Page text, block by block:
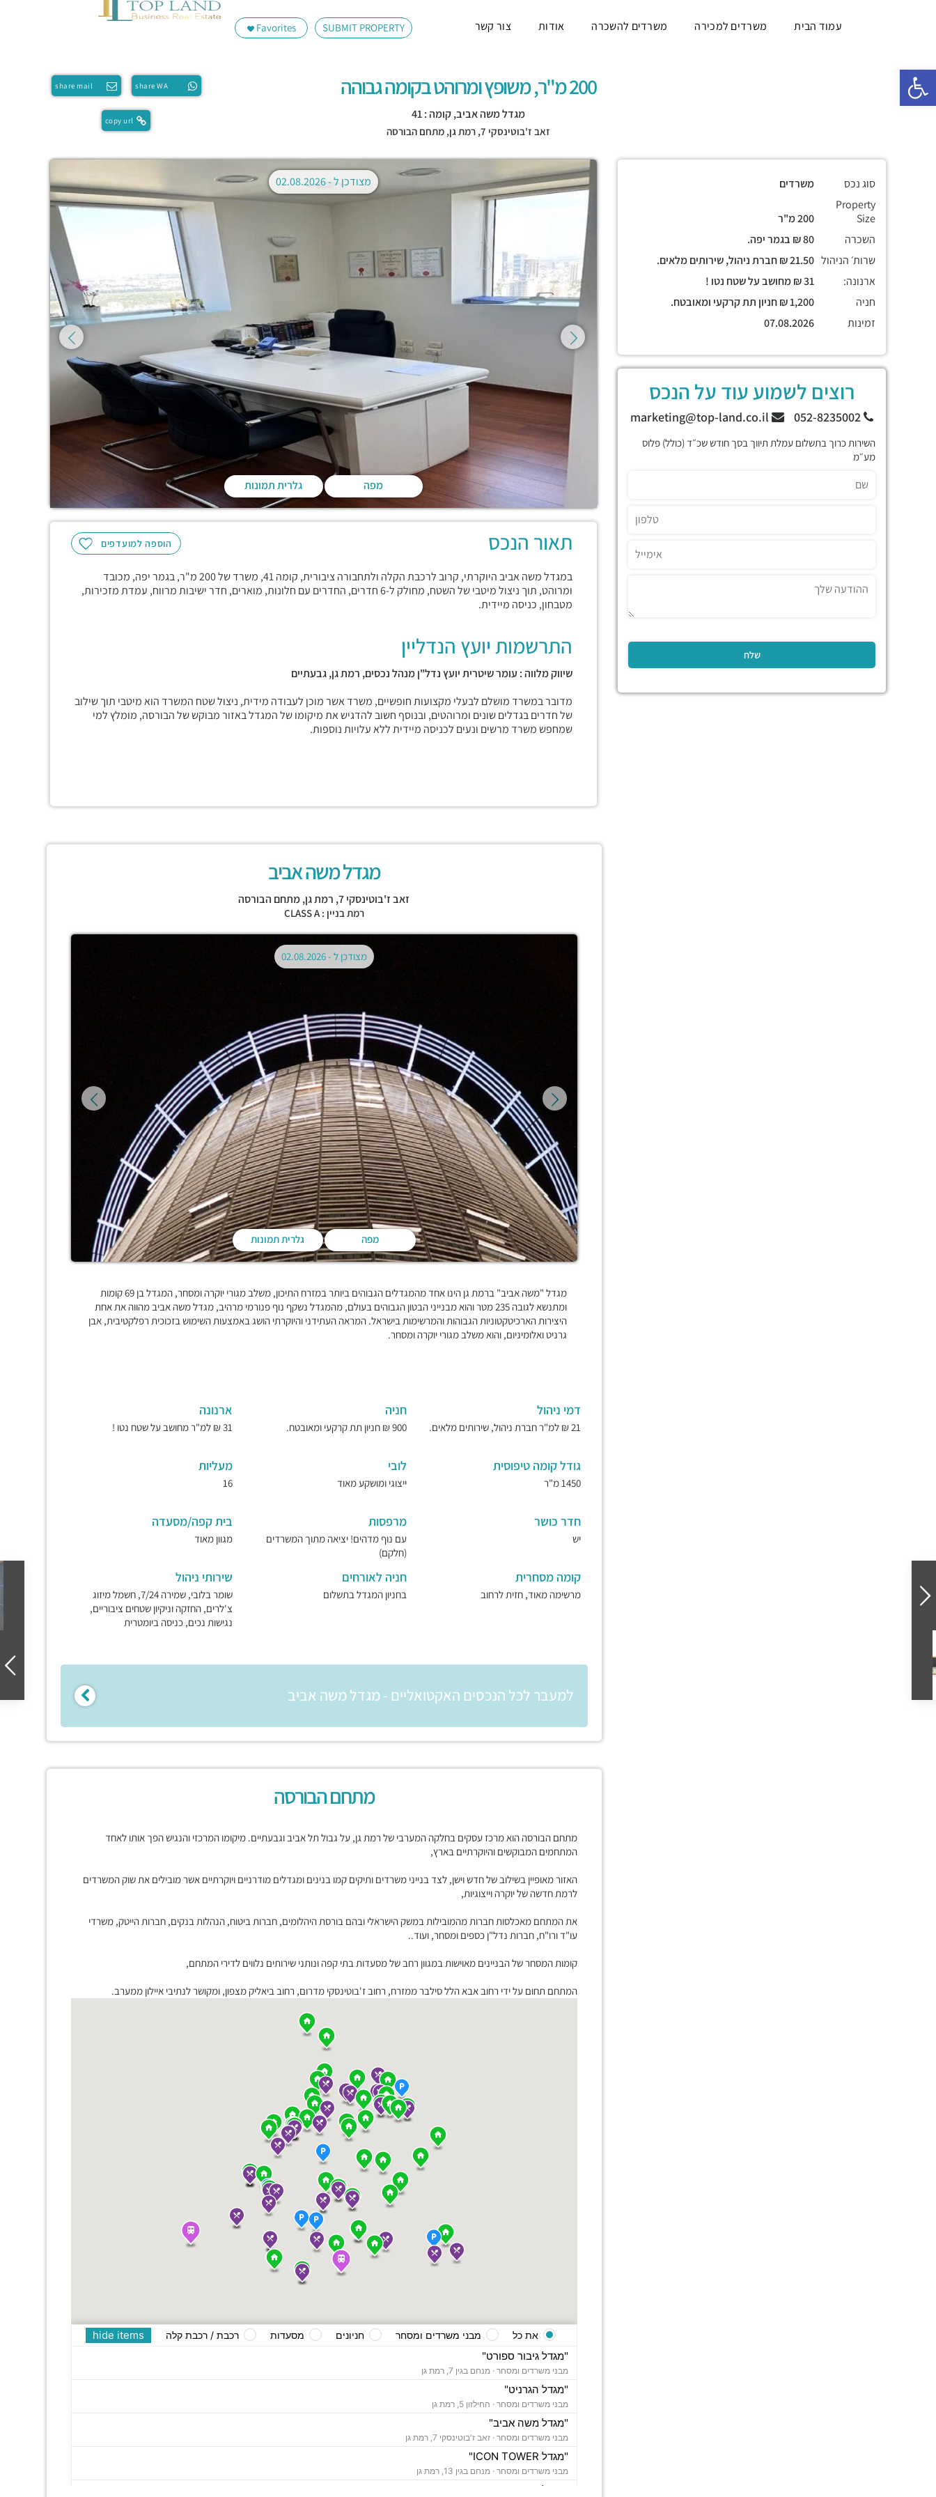
פתח סרגל נגישות
SUBMIT PROPERTY
Favorites עמוד הבית משרדים למכירה משרדים להשכרה אודות צור קשר
share WA
share mail
copy url
200 מ"ר, משופץ ומרוהט בקומה גבוהה
מגדל משה אביב, קומה : 41
זאב ז'בוטינסקי 7, רמת גן,מתחם הבורסה
מפה גלרית תמונות
מצודכן ל -
הוספה למועדפים תאור הנכס
במגדל משה אביב היוקרתי, קרוב לרכבת הקלה ולתחבורה ציבורית, קומה 41, משרד של 200 מ"ר, בגמר יפה, מכובד
ומרוהט, תוך ניצול מיטבי של השטח, מחולק ל-6 חדרים, החדרים עם חלונות, מוארים, חדר ישיבות מרווח, עמדת מזכירות,
מטבחון, כניסה מיידית.
התרשמות יועץ הנדליין
שיווק מלווה : עומר שיטרית יועץ נדל"ן מנהל נכסים, רמת גן, גבעתיים
מדובר במשרד מושלם לבעלי מקצועות חופשיים, משרד אשר מוכן לעבודה מידית, ניצול שטח המשרד הוא מיטבי תוך שילוב
של חדרים בגדלים שונים ומרוהטים, ובנוסף חשוב להדגיש את מיקומו של המגדל באזור מבוקש של הבורסה, מומלץ למי
שמחפש משרד מרשים ונעים לכניסה מיידית ללא עלויות נוספות.
סוג נכס
משרדים
Property
Size
השכרה
שרות׳ הניהול
ארנונה:
חניה
זמינות
רוצים לשמוע עוד על הנכס
השירות כרוך בתשלום עמלת תיווך בסך חודש שכ״ד (כולל) פלוס
מע״מ
מגדל משה אביב
זאב ז'בוטינסקי 7, רמת גן,מתחם הבורסה
רמת בניין : CLASS A
מפה גלרית תמונות
מצודכן ל -02.08.2026
מגדל "משה אביב" ברמת גן הינו אחד מהמגדלים הגבוהים ביותר במזרח התיכון, משלב מגורי יוקרה ומסחר, המגדל בן 69 קומות
ומתנשא לגובה 235 מטר והוא מבנייני הבטון הגבוהים בעולם, מהמגדל נשקף נוף פנורמי מרהיב, מגדל משה אביב מהווה את אחת
היצירות הארכיטקטוניות הגבוהות והמרשימות בישראל. המראה העתידני והיוקרתי הושג באמצעות השימוש בזכוכית רפלקטיבית, אבן
גרניט ואלומיניום, והוא משלב מגורי יוקרה ומסחר.
דמי ניהול
21 ₪ למ"ר חברת ניהול, שירותים מלאים.
חניה
900 ₪ חניון תת קרקעי ומאובטח.
ארנונה
31 ₪ למ"ר מחושב על שטח נטו !
גודל קומה טיפוסית
1450 מ"ר
לובי
ייצוגי ומושקע מאוד
מעליות
16
חדר כושר
יש
מרפסות
עם נוף מדהים! יציאה מתוך המשרדים
(חלקם)
בית קפה/מסעדה
מגוון מאוד
קומה מסחרית
מרשימה מאוד, חזית לרחוב
חניה לאורחים
בחניון המגדל בתשלום
שירותי ניהול
שומר בלובי, שמירה 7/24, חשמל מיזוג
צ'לרים, החזקה וניקיון שטחים ציבוריים,
נגישות נכים, כניסה ביומטרית
למעבר לכל הנכסים האקטואליים - מגדל משה אביב
מתחם הבורסה
מתחם הבורסה הוא מרכז עסקים בחלקה המערבי של רמת גן, על גבול תל אביב וגבעתיים. מיקומו המרכזי והנגיש הפך אותו לאחד
המתחמים המבוקשים והיוקרתיים בארץ,
האזור מאופיין בשילוב של חדש וישן, לצד בנייני משרדים ותיקים קמו בנינים ומגדלים מודרניים ויוקרתיים אשר מובילים את שוק המשרדים
לרמת חדשה של יוקרה וייצוגיות,
את המתחם מאכלסות חברות מהמובילות במשק הישראלי ובהם בורסת היהלומים, חברות ביטוח, הנהלות בנקים, חברות הייטק, משרדי
עו"ד ורו"ח, חברות נדל"ן כספים ומסחר, ועוד..
קומות המסחר של הבניינים מאוישות במגוון רחב של מסעדות בתי קפה ונותני שירותים נלווים לדירי המתחם,
המתחם תחום על ידי רחוב אבא הלל סילבר ממזרח, רחוב ז'בוטינסקי מדרום, רחוב ביאליק מצפון, ומקושר לנתיבי איילון ממערב.
"מגדל גיבור ספורט"
מבני משרדים ומסחר · מנחם בגין 7, רמת גן
"מגדל הגרניט"
מבני משרדים ומסחר · החילזון 5, רמת גן
"מגדל משה אביב"
מבני משרדים ומסחר · זאב ז'בוטינסקי 7, רמת גן
"מגדל ICON TOWER"
מבני משרדים ומסחר · מנחם בגין 13, רמת גן
"מגדל רוגובין תדהר"
hide items את כל מבני משרדים ומסחר חניונים מסעדות רכבת / רכבת קלה